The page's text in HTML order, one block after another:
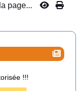
page...
!!!